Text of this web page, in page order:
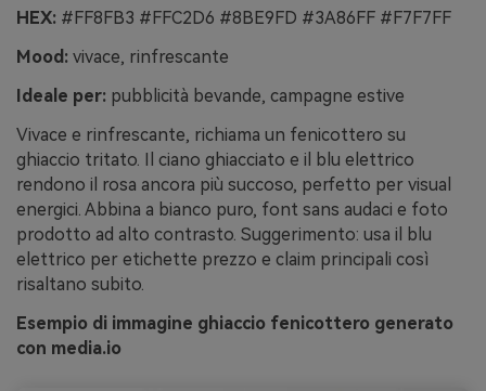
HEX: #FF8FB3 #FFC2D6 #8BE9FD #3A86FF #F7F7FF
Mood: vivace, rinfrescante
Ideale per: pubblicità bevande, campagne estive
Vivace e rinfrescante, richiama un fenicottero su
ghiaccio tritato. Il ciano ghiacciato e il blu elettrico
rendono il rosa ancora più succoso, perfetto per visual
energici. Abbina a bianco puro, font sans audaci e foto
prodotto ad alto contrasto. Suggerimento: usa il blu
elettrico per etichette prezzo e claim principali così
risaltano subito.
Esempio di immagine ghiaccio fenicottero generato
con media.io